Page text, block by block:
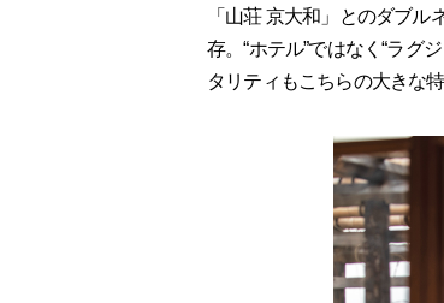
「山荘 京大和」とのダブ
存。“ホテル”ではなく“ラグ
タリティもこちらの大きな